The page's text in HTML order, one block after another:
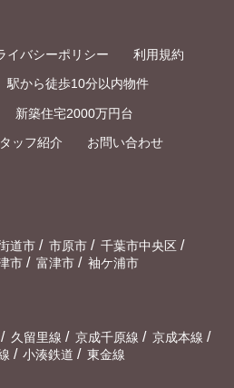
イバシーポリシー 利用規約
駅から徒歩10分以内物件
新築住宅2000万円台
ッフ紹介 お問い合わせ
道市 / 市原市 / 千葉市中央区 /
市 / 富津市 / 袖ケ浦市
/ 久留里線 / 京成千原線 / 京成本線 /
/ 小湊鉄道 / 東金線